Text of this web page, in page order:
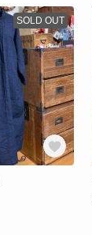
SOLD OUT